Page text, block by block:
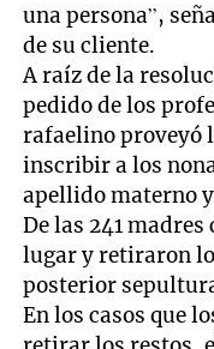
una persona”,
de su cliente.
A raíz de la
pedido de los
rafaelino proveyó
inscribir a los
apellido materno
De las 241
lugar y retiraron
posterior
En los casos que